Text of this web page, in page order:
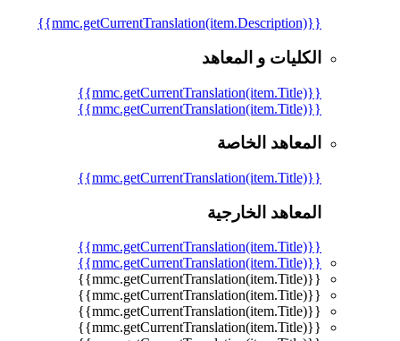
{{mmc.getCurrentTranslation(item.Description)}}
الكليات و المعاهد
{{mmc.getCurrentTranslation(item.Title)}}
{{mmc.getCurrentTranslation(item.Title)}}
المعاهد الخاصة
{{mmc.getCurrentTranslation(item.Title)}}
المعاهد الخارجية
{{mmc.getCurrentTranslation(item.Title)}}
{{mmc.getCurrentTranslation(item.Title)}}
{{mmc.getCurrentTranslation(item.Title)}}
{{mmc.getCurrentTranslation(item.Title)}}
{{mmc.getCurrentTranslation(item.Title)}}
{{mmc.getCurrentTranslation(item.Title)}}